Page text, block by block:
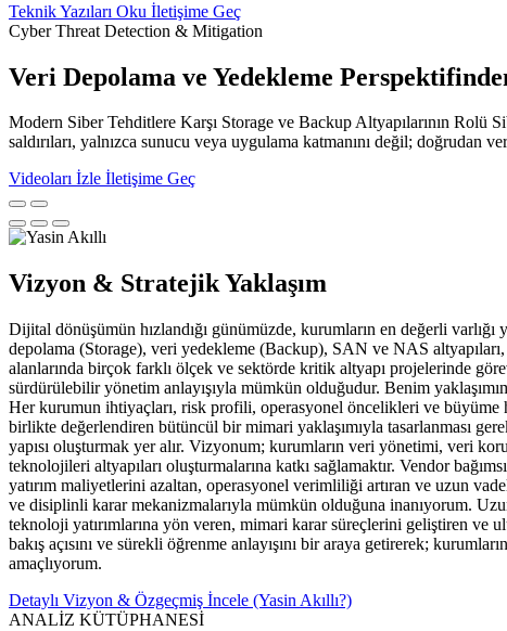
Teknik Yazıları Oku İletişime Geç
Cyber Threat Detection & Mitigation
Veri Depolama ve Yedekleme
Modern Siber Tehditlere Karşı Storage ve Backup Altyapılarının
saldırıları, yalnızca sunucu veya uygulama katmanını değil; doğrudan
Videoları İzle İletişime Geç
Vizyon & Stratejik Yaklaşım
Dijital dönüşümün hızlandığı günümüzde, kurumların en değerli
depolama (Storage), veri yedekleme (Backup), SAN ve NAS
alanlarında birçok farklı ölçek ve sektörde kritik altyapı projelerinde
sürdürülebilir yönetim anlayışıyla mümkün olduğudur. Benim
Her kurumun ihtiyaçları, risk profili, operasyonel öncelikleri ve
birlikte değerlendiren bütüncül bir mimari yaklaşımıyla tasarlanması
yapısı oluşturmak yer alır. Vizyonum; kurumların veri yönetimi, veri
teknolojileri altyapıları oluşturmalarına katkı sağlamaktır. Vendor
yatırım maliyetlerini azaltan, operasyonel verimliliği artıran ve uzun
ve disiplinli karar mekanizmalarıyla mümkün olduğuna inanıyorum.
teknoloji yatırımlarına yön veren, mimari karar süreçlerini geliştiren ve
bakış açısını ve sürekli öğrenme anlayışını bir araya getirerek;
amaçlıyorum.
Detaylı Vizyon & Özgeçmiş İncele (Yasin Akıllı?)
ANALİZ KÜTÜPHANESİ